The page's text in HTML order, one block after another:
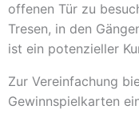
offenen Tür zu
Tresen, in den
ist ein potenzieller
Zur Vereinfachung
Gewinnspielkarten